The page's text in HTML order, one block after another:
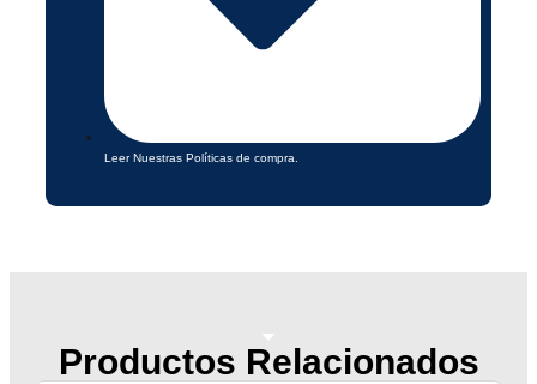
Leer Nuestras Políticas de compra.
Productos Relacionados